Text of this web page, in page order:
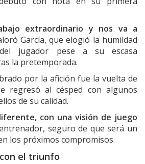
extraordinario y nos va a
García, que elogió la humildad
jugador pese a su escasa
la pretemporada.
por la afición fue la vuelta de
regresó al césped con algunos
de su calidad.
con una visión de juego
seguro de que será un
los próximos compromisos.
el triunfo